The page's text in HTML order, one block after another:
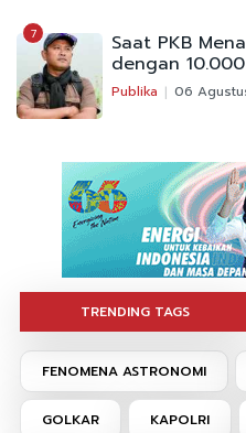
7 Saat PKB
dengan
Publika 06
TRENDING TAGS
FENOMENA ASTRONOMI
GOLKAR KAPOLRI